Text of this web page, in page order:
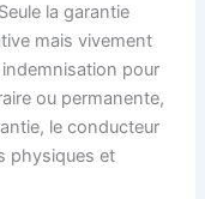
la garantie
mais vivement
indemnisation pour
ou permanente,
le conducteur
physiques et